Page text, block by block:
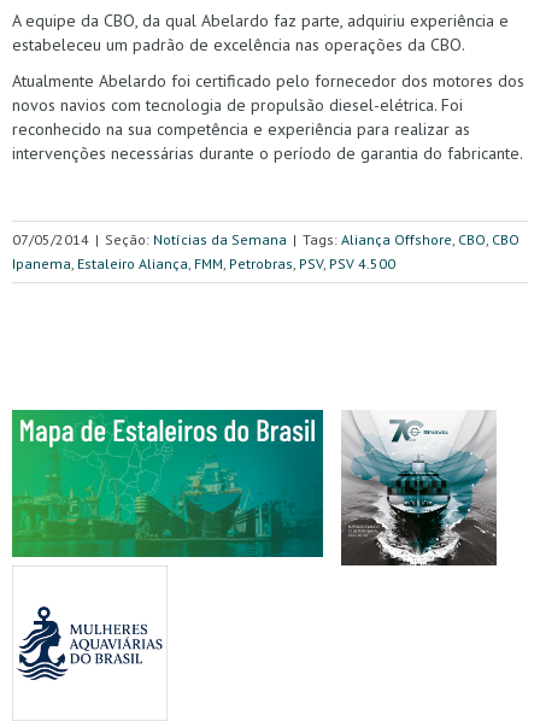
A equipe da CBO, da qual Abelardo faz parte, adquiriu experiência e
estabeleceu um padrão de excelência nas operações da CBO.
Atualmente Abelardo foi certificado pelo fornecedor dos motores dos
novos navios com tecnologia de propulsão diesel-elétrica. Foi
reconhecido na sua competência e experiência para realizar as
intervenções necessárias durante o período de garantia do fabricante.
07/05/2014 | Seção: Notícias da Semana | Tags: Aliança Offshore, CBO, CBO
Ipanema, Estaleiro Aliança, FMM, Petrobras, PSV, PSV 4.500